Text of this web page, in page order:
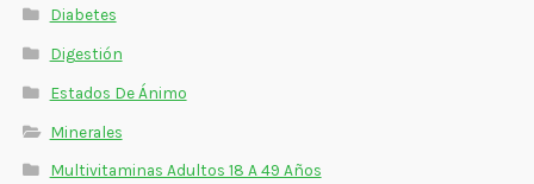
Diabetes
Digestión
Estados De Ánimo
Minerales
Multivitaminas Adultos 18 A 49 Años